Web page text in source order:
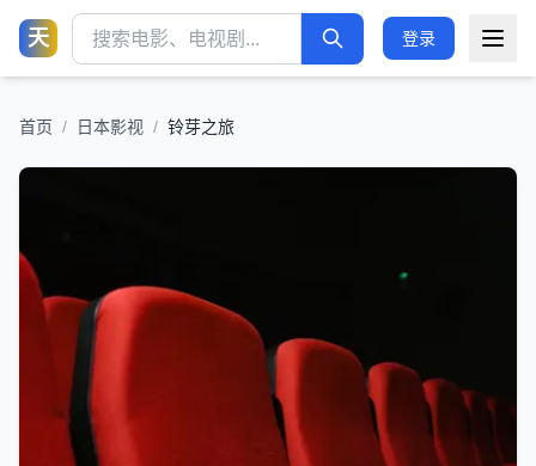
天 登录
首页 / 日本影视 / 铃芽之旅